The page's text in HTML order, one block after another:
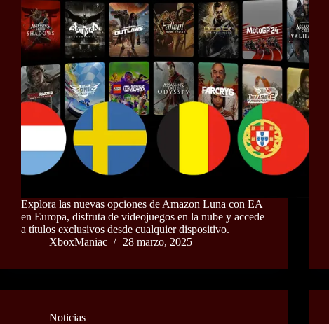
Explora las nuevas opciones de Amazon Luna con EA
en Europa, disfruta de videojuegos en la nube y accede
a títulos exclusivos desde cualquier dispositivo.
XboxManiac
28 marzo, 2025
Noticias